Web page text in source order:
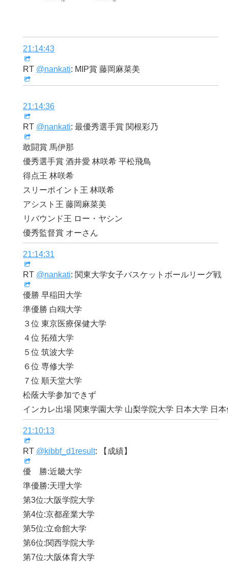
21:14:43
RT @nankati: MIP賞 藤岡麻菜美
21:14:36
RT @nankati: 最優秀選手賞 関根彩乃
敢闘賞 馬伊那
優秀選手賞 酒井愛 林咲希 平松飛鳥
得点王 林咲希
スリーポイント王 林咲希
アシスト王 藤岡麻菜美
リバウンド王 ロー・ヤシン
優秀監督賞 オーさん
21:14:31
RT @nankati: 関東大学女子バスケットボールリーグ戦
優勝 早稲田大学
準優勝 白鴎大学
３位 東京医療保健大学
４位 拓殖大学
５位 筑波大学
６位 専修大学
７位 順天堂大学
松蔭大学参加できず
インカレ出場 関東学園大学 山梨学院大学 日本大学 日
21:10:13
RT @kibbf_d1result: 【成績】
優 勝:近畿大学
準優勝:天理大学
第3位:大阪学院大学
第4位:京都産業大学
第5位:立命館大学
第6位:関西学院大学
第7位:大阪体育大学